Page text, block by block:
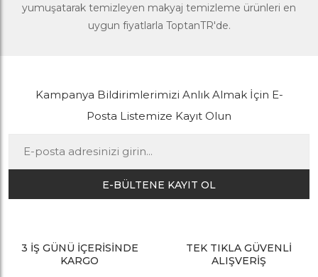
yumuşatarak temizleyen makyaj temizleme ürünleri en
uygun fiyatlarla ToptanTR'de.
Kampanya Bildirimlerimizi Anlık Almak İçin E-
Posta Listemize Kayıt Olun
E-BÜLTENE KAYIT OL
3 İŞ GÜNÜ İÇERİSİNDE
KARGO
TEK TIKLA GÜVENLİ
ALIŞVERİŞ